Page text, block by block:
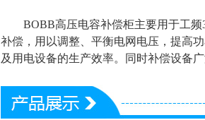
BOBB高压电容补偿柜主要用于工频
补偿，用以调整、平衡电网电压，提高
及用电设备的生产效率。同时补偿设备